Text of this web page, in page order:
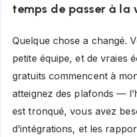
temps de passer à la
Quelque chose a changé.
petite équipe, et de vraies
gratuits commencent à
atteignez des plafonds —
est tronqué, vous avez
d’intégrations, et les